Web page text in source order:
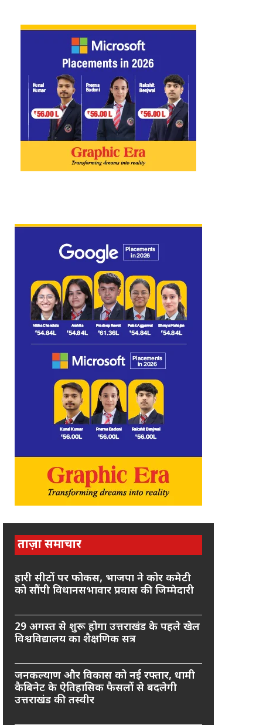
ताज़ा समाचार
हारी सीटों पर फोकस, भाजपा ने कोर कमेटी
को सौंपी विधानसभावार प्रवास की जिम्मेदारी
29 अगस्त से शुरू होगा उत्तराखंड के पहले खेल
विश्वविद्यालय का शैक्षणिक सत्र
जनकल्याण और विकास को नई रफ्तार, धामी
कैबिनेट के ऐतिहासिक फैसलों से बदलेगी
उत्तराखंड की तस्वीर